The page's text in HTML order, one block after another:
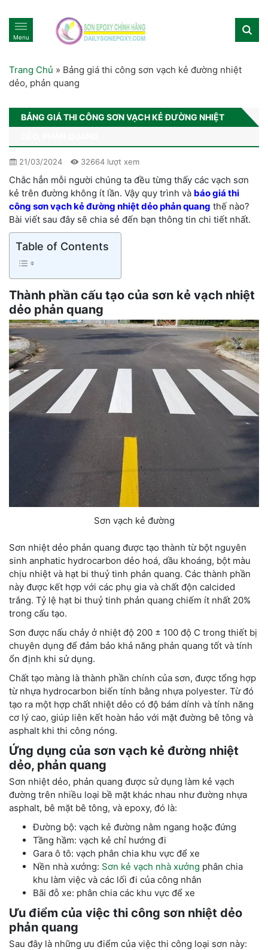
Menu
Trang Chủ » Bảng giá thi công sơn vạch kẻ đường nhiệt
dẻo, phản quang
BẢNG GIÁ THI CÔNG SƠN VẠCH KẺ ĐƯỜNG NHIỆT
21/03/2024 32664 lượt xem
Chắc hẳn mỗi người chúng ta đều từng thấy các vạch sơn
kẻ trên đường không ít lần. Vậy quy trình và báo giá thi
công sơn vạch kẻ đường nhiệt dẻo phản quang thế nào?
Bài viết sau đây sẽ chia sẻ đến bạn thông tin chi tiết nhất.
Table of Contents
Thành phần cấu tạo của sơn kẻ vạch nhiệt
dẻo phản quang
Sơn vạch kẻ đường
Sơn nhiệt dẻo phản quang được tạo thành từ bột nguyên
sinh anphatic hydrocarbon dẻo hoá, dầu khoáng, bột màu
chịu nhiệt và hạt bi thuỷ tinh phản quang. Các thành phần
này được kết hợp với các phụ gia và chất độn calcided
trắng. Tỷ lệ hạt bi thuỷ tinh phản quang chiếm ít nhất 20%
trong cấu tạo.
Sơn được nấu chảy ở nhiệt độ 200 ± 100 độ C trong thiết bị
chuyên dụng để đảm bảo khả năng phản quang tốt và tính
ổn định khi sử dụng.
Chất tạo màng là thành phần chính của sơn, được tổng hợp
từ nhựa hydrocarbon biến tính bằng nhựa polyester. Từ đó
tạo ra một hợp chất nhiệt dẻo có độ bám dính và tính năng
cơ lý cao, giúp liên kết hoàn hảo với mặt đường bê tông và
asphalt khi thi công nóng.
Ứng dụng của sơn vạch kẻ đường nhiệt
dẻo, phản quang
Sơn nhiệt dẻo, phản quang được sử dụng làm kẻ vạch
đường trên nhiều loại bề mặt khác nhau như đường nhựa
asphalt, bê mặt bê tông, và epoxy, đó là:
Đường bộ: vạch kẻ đường nằm ngang hoặc đứng
Tầng hầm: vạch kẻ chỉ hướng đi
Gara ô tô: vạch phân chia khu vực để xe
Nền nhà xưởng: Sơn kẻ vạch nhà xưởng phân chia
khu làm việc và các lối đi của công nhân
Bãi đỗ xe: phân chia các khu vực để xe
Ưu điểm của việc thi công sơn nhiệt dẻo
phản quang
Sau đây là những ưu điểm của việc thi công loại sơn này: